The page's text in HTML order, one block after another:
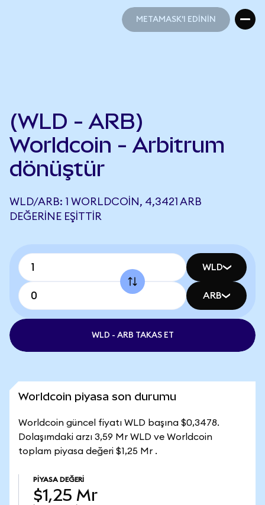
METAMASK'I EDİNİN
(WLD - ARB)
Worldcoin - Arbitrum
dönüştür
WLD/ARB: 1 WORLDCOIN, 4,3421 ARB
DEĞERINE EŞITTIR
WLD
ARB
WLD - ARB TAKAS ET
Worldcoin piyasa son durumu
Worldcoin güncel fiyatı WLD başına $0,3478.
Dolaşımdaki arzı 3,59 Mr WLD ve Worldcoin
toplam piyasa değeri $1,25 Mr .
PIYASA DEĞERI
$1,25 Mr